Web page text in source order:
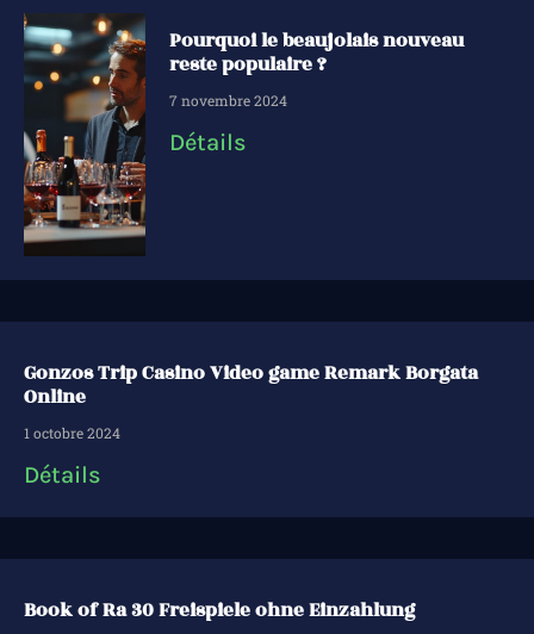
Pourquoi le beaujolais nouveau
reste populaire ?
7 novembre 2024
Détails
Gonzos Trip Casino Video game Remark Borgata
Online
1 octobre 2024
Détails
Book of Ra 30 Freispiele ohne Einzahlung